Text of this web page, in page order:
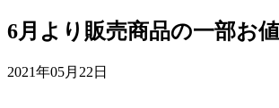
6月より販売商品の一部お
2021年05月22日